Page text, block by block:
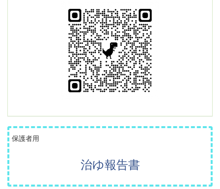
保護者用
治ゆ報告書